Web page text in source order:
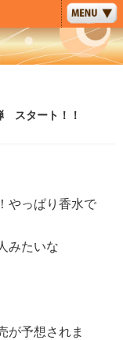
スタート！！
やっぱり香水で
みたいな
が予想されま